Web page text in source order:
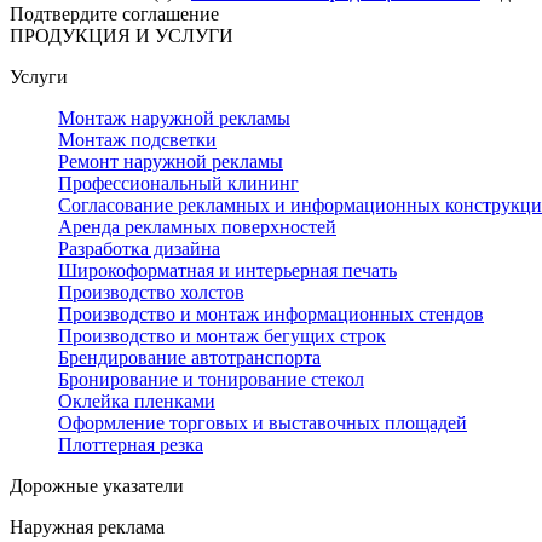
Подтвердите соглашение
ПРОДУКЦИЯ И УСЛУГИ
Услуги
Монтаж наружной рекламы
Монтаж подсветки
Ремонт наружной рекламы
Профессиональный клининг
Согласование рекламных и информационных
Аренда рекламных поверхностей
Разработка дизайна
Широкоформатная и интерьерная печать
Производство холстов
Производство и монтаж информационных стендов
Производство и монтаж бегущих строк
Брендирование автотранспорта
Бронирование и тонирование стекол
Оклейка пленками
Оформление торговых и выставочных площадей
Плоттерная резка
Дорожные указатели
Наружная реклама